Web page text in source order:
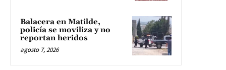
Balacera en Matilde,
policía se moviliza y no
reportan heridos
agosto 7, 2026